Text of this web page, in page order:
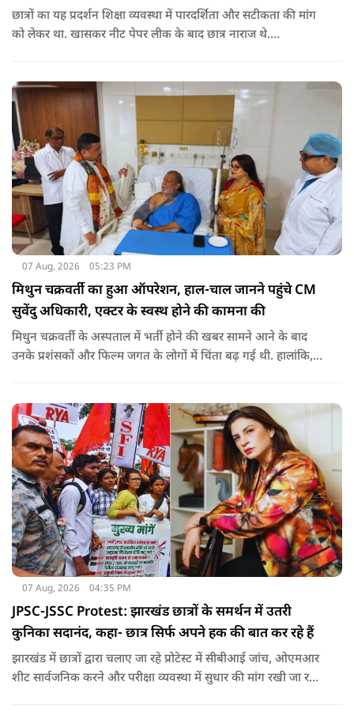
छात्रों का यह प्रदर्शन शिक्षा व्यवस्था में पारदर्शिता और सटीकता की मांग
को लेकर था. खासकर नीट पेपर लीक के बाद छात्र नाराज थे.
07 Aug, 2026 05:23 PM
मिथुन चक्रवर्ती का हुआ ऑपरेशन, हाल-चाल जानने पहुंचे CM
सुवेंदु अधिकारी, एक्टर के स्वस्थ होने की कामना की
मिथुन चक्रवर्ती के अस्पताल में भर्ती होने की खबर सामने आने के बाद
उनके प्रशंसकों और फिल्म जगत के लोगों में चिंता बढ़ गई थी. हालांकि,
07 Aug, 2026 04:35 PM
JPSC-JSSC Protest: झारखंड छात्रों के समर्थन में उतरी
कुनिका सदानंद, कहा- छात्र सिर्फ अपने हक की बात कर रहे हैं
झारखंड में छात्रों द्वारा चलाए जा रहे प्रोटेस्ट में सीबीआई जांच, ओएमआर
शीट सार्वजनिक करने और परीक्षा व्यवस्था में सुधार की मांग रखी जा रही